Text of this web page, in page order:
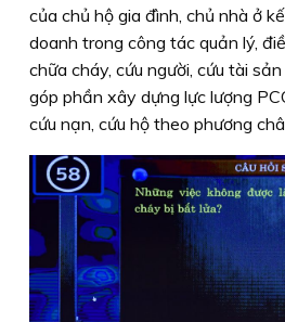
của chủ hộ gia đình, chủ nhà ở
doanh trong công tác quản lý,
chữa cháy, cứu người, cứu tài
góp phần xây dựng lực lượng
cứu nạn, cứu hộ theo phương